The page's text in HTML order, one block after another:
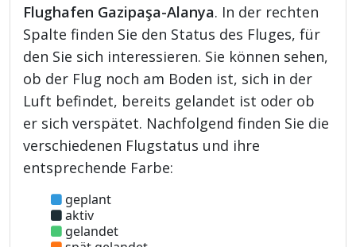
Flughafen Gazipaşa-Alanya. In der rechten
Spalte finden Sie den Status des Fluges, für
den Sie sich interessieren. Sie können sehen,
ob der Flug noch am Boden ist, sich in der
Luft befindet, bereits gelandet ist oder ob
er sich verspätet. Nachfolgend finden Sie die
verschiedenen Flugstatus und ihre
entsprechende Farbe:
geplant
aktiv
gelandet